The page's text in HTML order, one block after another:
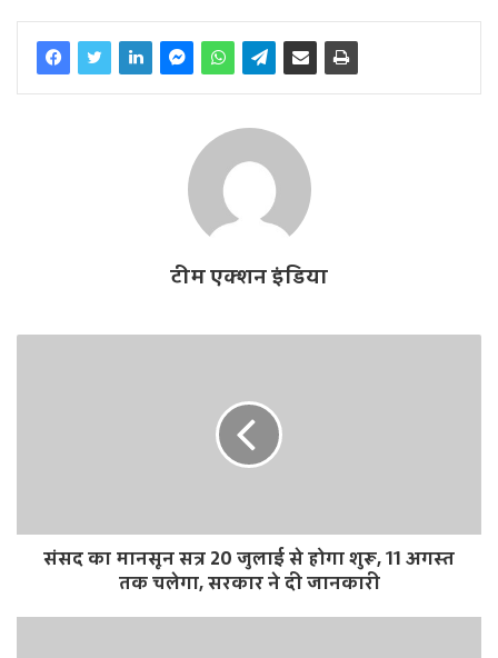
टीम एक्शन इंडिया
संसद का मानसून सत्र 20 जुलाई से होगा शुरू, 11 अगस्त
तक चलेगा, सरकार ने दी जानकारी